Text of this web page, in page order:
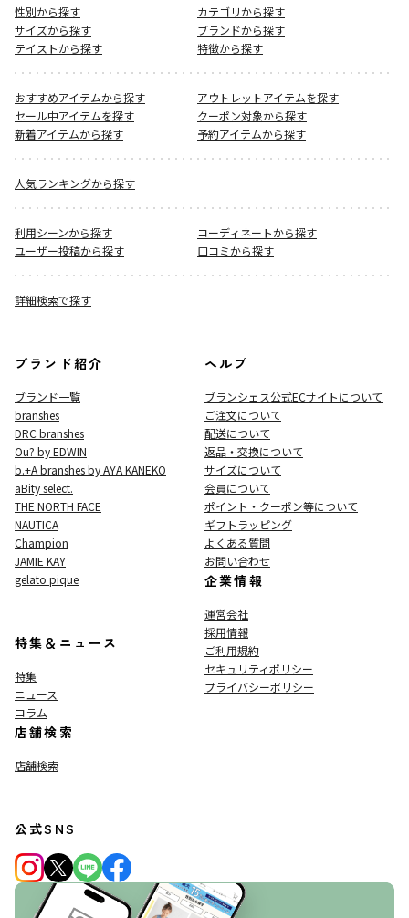
性別から探す
カテゴリから探す
サイズから探す
ブランドから探す
テイストから探す
特徴から探す
おすすめアイテムから探す
アウトレットアイテムを探す
セール中アイテムを探す
クーポン対象から探す
新着アイテムから探す
予約アイテムから探す
人気ランキングから探す
利用シーンから探す
コーディネートから探す
ユーザー投稿から探す
口コミから探す
詳細検索で探す
ブランド紹介
ブランド一覧
branshes
DRC branshes
Ou? by EDWIN
b.+A branshes by AYA KANEKO
aBity select.
THE NORTH FACE
NAUTICA
Champion
JAMIE KAY
gelato pique
特集＆ニュース
特集
ニュース
コラム
店舗検索
店舗検索
ヘルプ
ブランシェス公式ECサイトについて
ご注文について
配送について
返品・交換について
サイズについて
会員について
ポイント・クーポン等について
ギフトラッピング
よくある質問
お問い合わせ
企業情報
運営会社
採用情報
ご利用規約
セキュリティポリシー
プライバシーポリシー
公式SNS